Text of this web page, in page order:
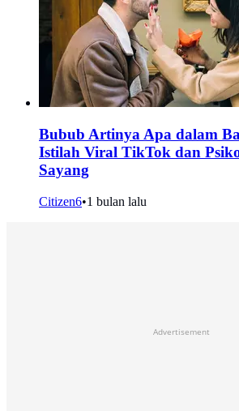
Bubub Artinya Apa dalam
Istilah Viral TikTok dan
Sayang
Citizen6•1 bulan lalu
Advertisement